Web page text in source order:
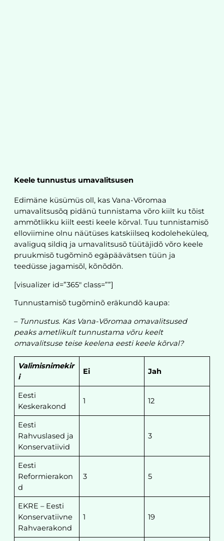
Keele tunnustus umavalitsusen
Edimäne küsümüs oll, kas Vana-Võromaa
umavalitsusõq pidänü tunnistama võro kiilt ku tõist
ammõtlikku kiilt eesti keele kõrval. Tuu tunnistamisõ
elloviimine olnu näütüses katskiilseq kodoleheküleq,
avaliguq sildiq ja umavalitsusõ tüütäjidõ võro keele
pruukmisõ tugõminõ egäpäävätsen tüün ja
teedüsse jagamisõl, kõnõdõn.
[visualizer id=”365″ class=””]
Tunnustamisõ tugõminõ eräkundõ kaupa:
– Tunnustus. Kas Vana-Võromaa omavalitsused
peaks ametlikult tunnustama võru keelt
omavalitsuse teise keelena eesti keele kõrval?
Valimisnimekir
i
Ei Jah
Eesti
Keskerakond
1 12
Eesti
Rahvuslased ja
Konservatiivid
3
Eesti
Reformierakon
d
3 5
EKRE – Eesti
Konservatiivne
Rahvaerakond
1 19